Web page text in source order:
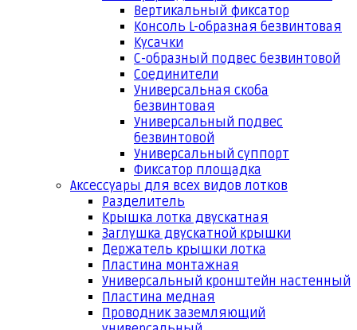
Вертикальный фиксатор
Консоль L-образная безвинтовая
Кусачки
С-образный подвес безвинтовой
Соединители
Универсальная скоба
безвинтовая
Универсальный подвес
безвинтовой
Универсальный суппорт
Фиксатор площадка
Аксессуары для всех видов лотков
Разделитель
Крышка лотка двускатная
Заглушка двускатной крышки
Держатель крышки лотка
Пластина монтажная
Универсальный кронштейн настенный
Пластина медная
Проводник заземляющий